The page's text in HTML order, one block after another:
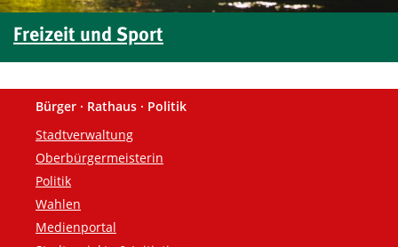
Freizeit und Sport
Fußzeile
Bürger · Rathaus · Politik
Stadtverwaltung
Oberbürgermeisterin
Politik
Wahlen
Medienportal